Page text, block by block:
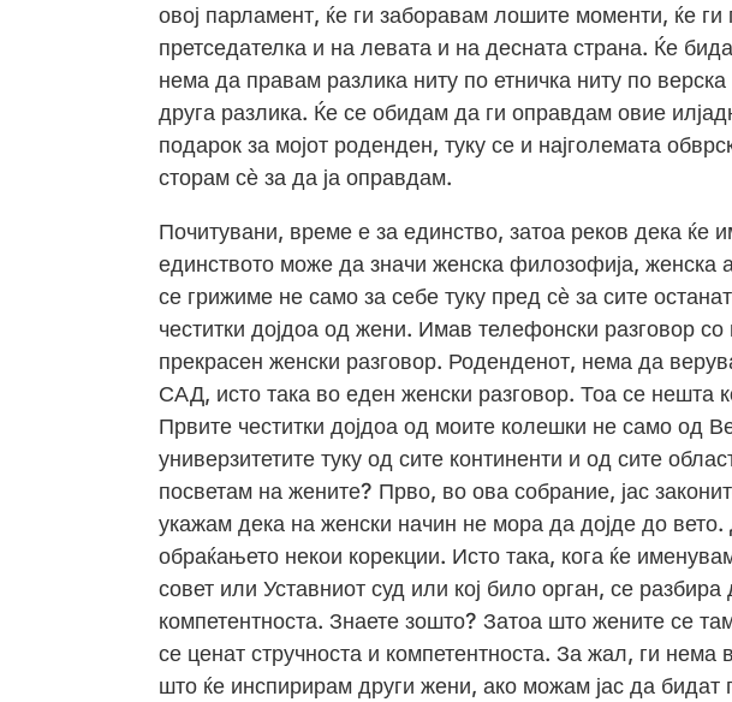
овој парламент, ќе ги заборавам лошите моменти, ќе
претседателка и на левата и на десната страна. Ќе
нема да правам разлика ниту по етничка ниту по
друга разлика. Ќе се обидам да ги оправдам овие
подарок за мојот роденден, туку се и најголемата
сторам сѐ за да ја оправдам.
Почитувани, време е за единство, затоа реков дека ќе
единството може да значи женска филозофија, женска
се грижиме не само за себе туку пред сѐ за сите
честитки дојдоа од жени. Имав телефонски разговор со
прекрасен женски разговор. Роденденот, нема да
САД, исто така во еден женски разговор. Тоа се нешта
Првите честитки дојдоа од моите колешки не само од
универзитетите туку од сите континенти и од сите
посветам на жените? Прво, во ова собрание, јас
укажам дека на женски начин не мора да дојде до
обраќањето некои корекции. Исто така, кога ќе
совет или Уставниот суд или кој било орган, се
компетентноста. Знаете зошто? Затоа што жените се
се ценат стручноста и компетентноста. За жал, ги нема
што ќе инспирирам други жени, ако можам јас да бидат